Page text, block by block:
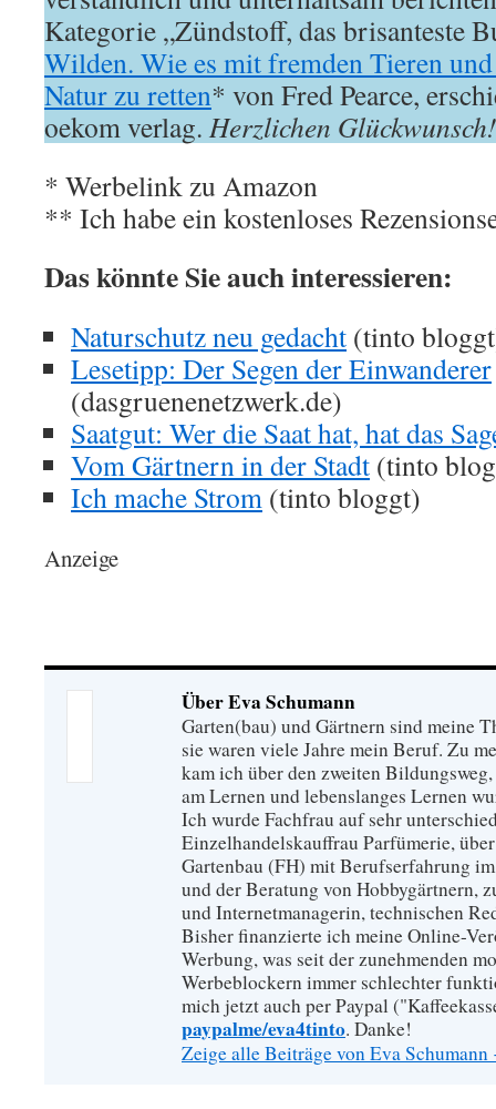
Kategorie „Zündstoff, das brisanteste
Wilden. Wie es mit fremden Tieren
Natur zu retten* von Fred Pearce,
oekom verlag. Herzlichen Glückwunsch!
* Werbelink zu Amazon
** Ich habe ein kostenloses
Das könnte Sie auch interessieren:
Naturschutz neu gedacht (tinto
Lesetipp: Der Segen der Einwanderer
(dasgruenenetzwerk.de)
Saatgut: Wer die Saat hat, hat das
Vom Gärtnern in der Stadt (tinto
Ich mache Strom (tinto bloggt)
Anzeige
Über Eva Schumann
Garten(bau) und Gärtnern sind meine
sie waren viele Jahre mein Beruf. Zu
kam ich über den zweiten
am Lernen und lebenslanges Lernen
Ich wurde Fachfrau auf sehr
Einzelhandelskauffrau Parfümerie,
Gartenbau (FH) mit Berufserfahrung
und der Beratung von Hobbygärtnern,
und Internetmanagerin, technischen
Bisher finanzierte ich meine Online-
Werbung, was seit der zunehmenden
Werbeblockern immer schlechter
mich jetzt auch per Paypal
paypalme/eva4tinto. Danke!
Zeige alle Beiträge von Eva Schumann